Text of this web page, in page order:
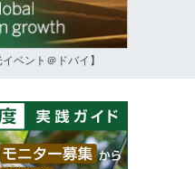
ベント＠ドバイ】